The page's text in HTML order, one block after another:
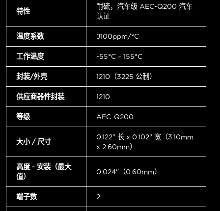
特性
耐硫，汽车级 AEC-Q200 汽车
认证
温度系数 ±100ppm/°C
工作温度 -55°C ~ 155°C
封装/外壳 1210（3225 公制）
供应商器件封装 1210
等级 AEC-Q200
大小 / 尺寸
0.122" 长 x 0.102" 宽（3.10mm
x 2.60mm）
高度 - 安装（最大
值）
0.024"（0.60mm）
端子数 2